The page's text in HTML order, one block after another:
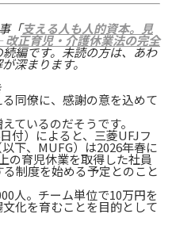
「支える人も人的資本。見
正育児・介護休業法の完全
編です。未読の方は、あわ
深まります。
同僚に、感謝の意を込めて
ているのだそうです。
日付）によると、三菱UFJフ
下、MUFG）は2026年春に
の育児休業を取得した社員
制度を始める予定とのこと
人。チーム単位で10万円を
化を育むことを目的として